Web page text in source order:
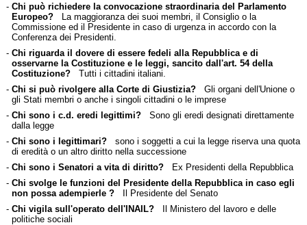
- Chi può richiedere la convocazione straordinaria del Parlamento
Europeo?La maggioranza dei suoi membri, il Consiglio o la
Commissione ed il Presidente in caso di urgenza in accordo con la
Conferenza dei Presidenti.
- Chi riguarda il dovere di essere fedeli alla Repubblica e di
osservarne la Costituzione e le leggi, sancito dall'art. 54 della
Costituzione?Tutti i cittadini italiani.
- Chi si può rivolgere alla Corte di Giustizia?Gli organi dell'Unione o
gli Stati membri o anche i singoli cittadini o le imprese
- Chi sono i c.d. eredi legittimi?Sono gli eredi designati direttamente
dalla legge
- Chi sono i legittimari?sono i soggetti a cui la legge riserva una quota
di eredità o un altro diritto nella successione
- Chi sono i Senatori a vita di diritto?Ex Presidenti della Repubblica
- Chi svolge le funzioni del Presidente della Repubblica in caso egli
non possa adempierle ?Il Presidente del Senato
- Chi vigila sull'operato dell'INAIL?Il Ministero del lavoro e delle
politiche sociali